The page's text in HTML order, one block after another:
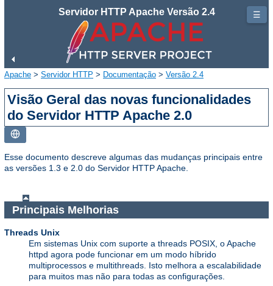
Servidor HTTP Apache Versão 2.4
Apache > Servidor HTTP > Documentação > Versão 2.4
Visão Geral das novas funcionalidades
do Servidor HTTP Apache 2.0
Esse documento descreve algumas das mudanças principais entre
as versões 1.3 e 2.0 do Servidor HTTP Apache.
Principais Melhorias
Threads Unix
Em sistemas Unix com suporte a threads POSIX, o Apache
httpd agora pode funcionar em um modo híbrido
multiprocessos e multithreads. Isto melhora a escalabilidade
para muitos mas não para todas as configurações.
☰